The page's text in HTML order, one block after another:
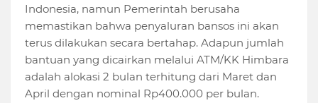
Indonesia, namun Pemerintah berusaha
memastikan bahwa penyaluran bansos ini akan
terus dilakukan secara bertahap. Adapun jumlah
bantuan yang dicairkan melalui ATM/KK Himbara
adalah alokasi 2 bulan terhitung dari Maret dan
April dengan nominal Rp400.000 per bulan.